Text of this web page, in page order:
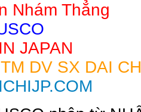
Nhám Thẳng
JAPAN
DV SX DAI